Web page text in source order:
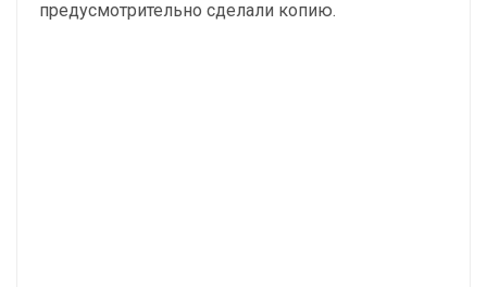
предусмотрительно сделали копию.